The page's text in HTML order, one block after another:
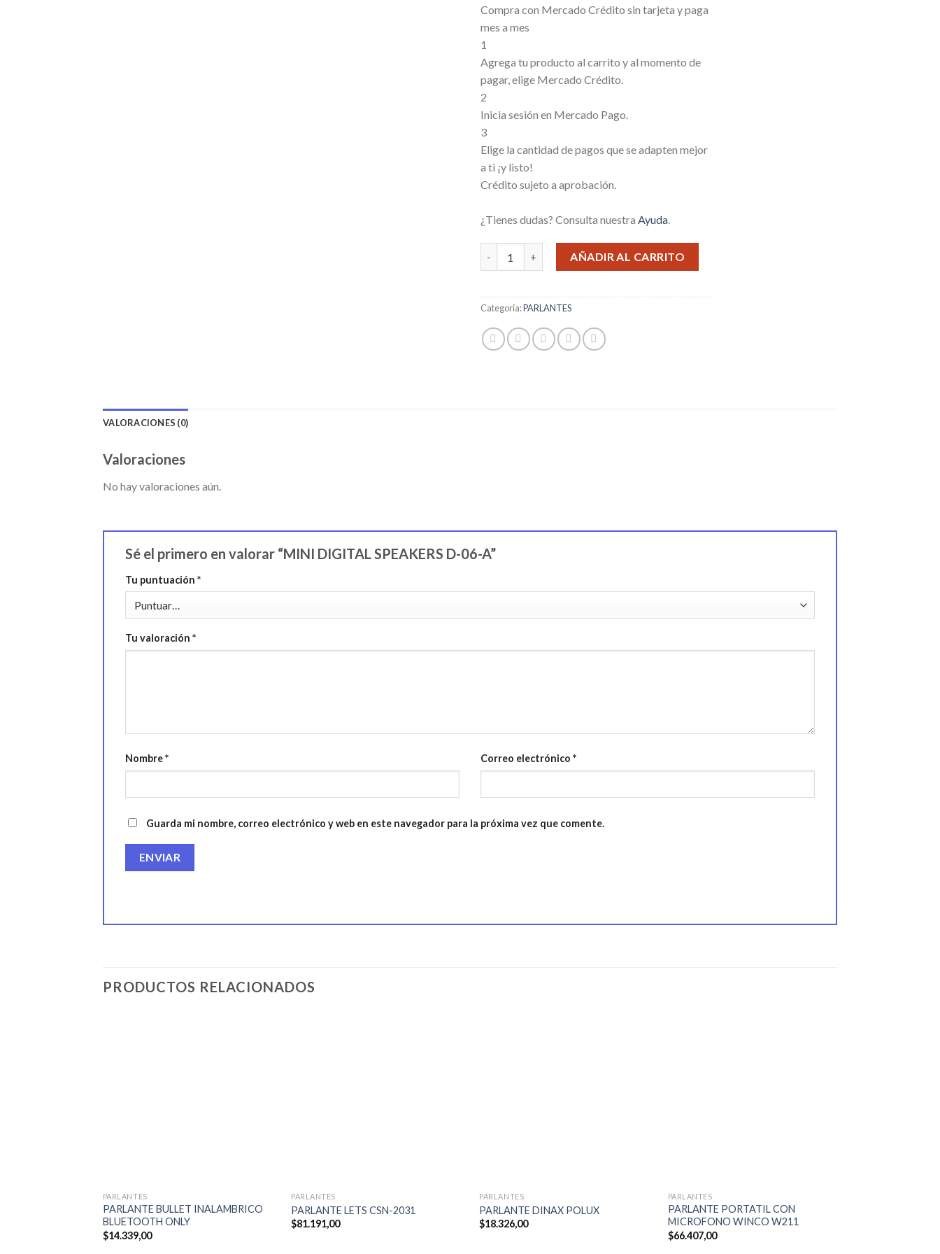
Compra con Mercado Crédito sin tarjeta y paga
mes a mes
1
Agrega tu producto al carrito y al momento de
pagar, elige Mercado Crédito.
2
Inicia sesión en Mercado Pago.
3
Elige la cantidad de pagos que se adapten mejor
a ti ¡y listo!
Crédito sujeto a aprobación.
¿Tienes dudas? Consulta nuestra Ayuda.
MINI DIGITAL SPEAKERS D-06-A cantidad
AÑADIR AL CARRITO
Categoría:PARLANTES
VALORACIONES (0)
Valoraciones
No hay valoraciones aún.
Sé el primero en valorar “MINI DIGITAL SPEAKERS D-06-A”
Tu puntuación *
Tu valoración *
Nombre* Correo electrónico *
Guarda mi nombre, correo electrónico y web en este navegador para la próxima vez que comente.
PRODUCTOS RELACIONADOS
PARLANTES
PARLANTE BULLET INALAMBRICO
BLUETOOTH ONLY
$14.339,00
PARLANTES
PARLANTE LETS CSN-2031
$81.191,00
PARLANTES
PARLANTE DINAX POLUX
$18.326,00
PARLANTES
PARLANTE PORTATIL CON
MICROFONO WINCO W211
$66.407,00